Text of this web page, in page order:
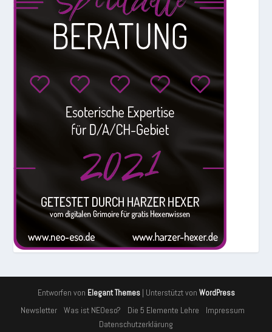
Entworfen von Elegant Themes| Unterstützt von WordPress
Newsletter Was ist NEOeso? Die 5 Elemente Lehre
Impressum
Datenschutzerklärung